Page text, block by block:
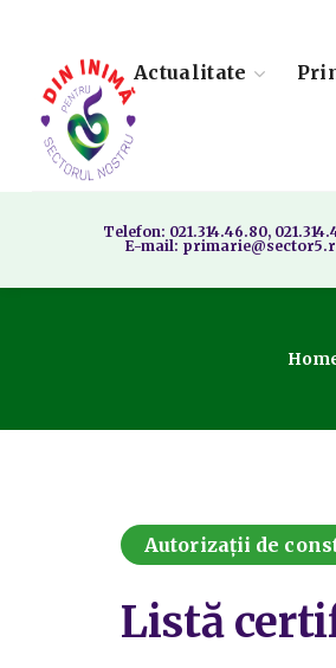
Actualitate
Telefon: 021.314.46.80,
E-mail:
Autorizații de
Listă